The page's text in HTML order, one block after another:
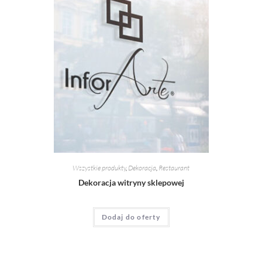
Wszystkie produkty, Dekoracja Restaurant
Dekoracja witryny sklepowej
Dodaj do oferty